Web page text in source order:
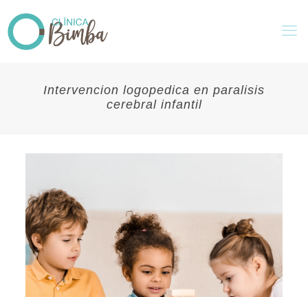
Intervencion logopedica en paralisis
cerebral infantil